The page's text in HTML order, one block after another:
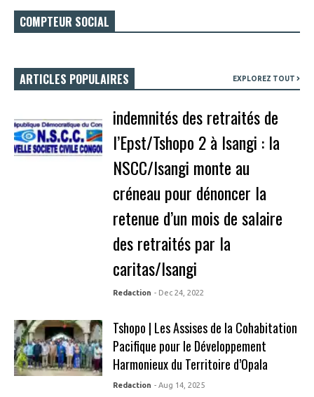
COMPTEUR SOCIAL
ARTICLES POPULAIRES EXPLOREZ TOUT
indemnités des retraités de
l’Epst/Tshopo 2 à Isangi : la
NSCC/Isangi monte au
créneau pour dénoncer la
retenue d’un mois de salaire
des retraités par la
caritas/Isangi
Redaction - Dec 24, 2022
Tshopo | Les Assises de la Cohabitation
Pacifique pour le Développement
Harmonieux du Territoire d’Opala
Redaction - Aug 14, 2025